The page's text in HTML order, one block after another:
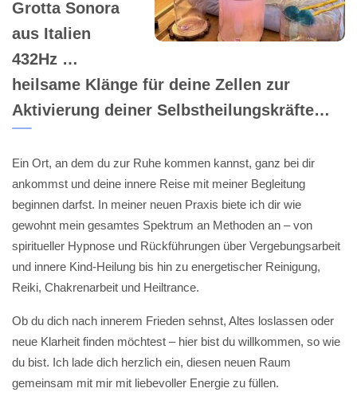
Grotta Sonora
aus Italien
432Hz …
heilsame Klänge für deine Zellen zur
Aktivierung deiner Selbstheilungskräfte…
Ein Ort, an dem du zur Ruhe kommen kannst, ganz bei dir
ankommst und deine innere Reise mit meiner Begleitung
beginnen darfst. In meiner neuen Praxis biete ich dir wie
gewohnt mein gesamtes Spektrum an Methoden an – von
spiritueller Hypnose und Rückführungen über Vergebungsarbeit
und innere Kind-Heilung bis hin zu energetischer Reinigung,
Reiki, Chakrenarbeit und Heiltrance.
Ob du dich nach innerem Frieden sehnst, Altes loslassen oder
neue Klarheit finden möchtest – hier bist du willkommen, so wie
du bist. Ich lade dich herzlich ein, diesen neuen Raum
gemeinsam mit mir mit liebevoller Energie zu füllen.